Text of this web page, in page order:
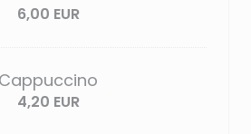
6,00 EUR
Cappuccino
4,20 EUR